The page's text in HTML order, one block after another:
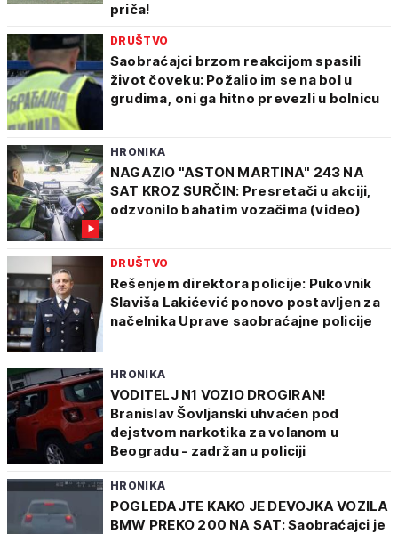
priča!
DRUŠTVO
Saobraćajci brzom reakcijom spasili
život čoveku: Požalio im se na bol u
grudima, oni ga hitno prevezli u bolnicu
HRONIKA
NAGAZIO "ASTON MARTINA" 243 NA
SAT KROZ SURČIN: Presretači u akciji,
odzvonilo bahatim vozačima (video)
DRUŠTVO
Rešenjem direktora policije: Pukovnik
Slaviša Lakićević ponovo postavljen za
načelnika Uprave saobraćajne policije
HRONIKA
VODITELJ N1 VOZIO DROGIRAN!
Branislav Šovljanski uhvaćen pod
dejstvom narkotika za volanom u
Beogradu - zadržan u policiji
HRONIKA
POGLEDAJTE KAKO JE DEVOJKA VOZILA
BMW PREKO 200 NA SAT: Saobraćajci je